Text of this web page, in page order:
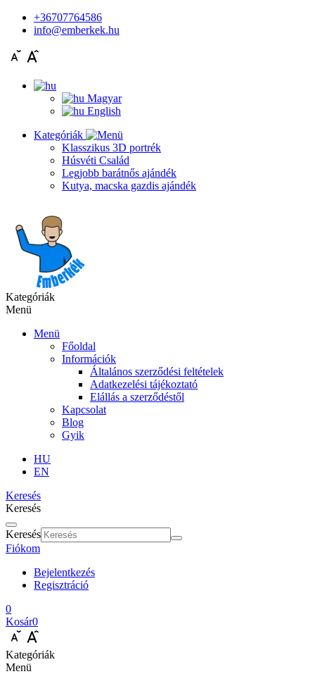
+36707764586
info@emberkek.hu
Magyar
English
Kategóriák
Klasszikus 3D portrék
Húsvéti Család
Legjobb barátnős ajándék
Kutya, macska gazdis ajándék
Kategóriák
Menü
Menü
Főoldal
Információk
Általános szerződési feltételek
Adatkezelési tájékoztató
Elállás a szerződéstől
Kapcsolat
Blog
Gyik
HU
EN
Keresés
Keresés
Keresés
Fiókom
Bejelentkezés
Regisztráció
0
Kosár0
Kategóriák
Menü